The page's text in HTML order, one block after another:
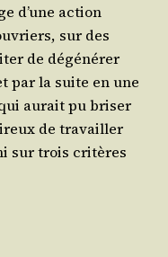
d’une action
sur des
de dégé­né­rer
par la suite en une
aurait pu bri­ser
de tra­vailler
sur trois cri­tères